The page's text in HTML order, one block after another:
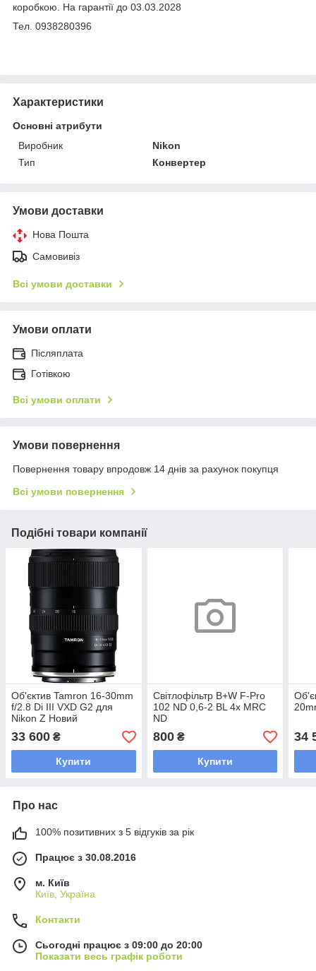
коробкою. На гарантії до 03.03.2028
Тел. 0938280396
Характеристики
Основні атрибути
Виробник
Nikon
Тип
Конвертер
Умови доставки
Нова Пошта
Самовивіз
Всі умови доставки
Умови оплати
Післяплата
Готівкою
Всі умови оплати
Умови повернення
Повернення товару впродовж 14 днів за рахунок покупця
Всі умови повернення
Подібні товари компанії
Об'єктив Tamron 16-30mm
f/2.8 Di III VXD G2 для
Nikon Z Новий
33 600 ₴
Купити
Світлофільтр B+W F-Pro
102 ND 0,6-2 BL 4x MRC
ND
800₴
Купити
34
Про нас
100% позитивних з 5 відгуків за рік
Працює з 30.08.2016
м. Київ
Київ, Україна
Контакти
Сьогодні працює з 09:00 до 20:00
Показати весь графік роботи